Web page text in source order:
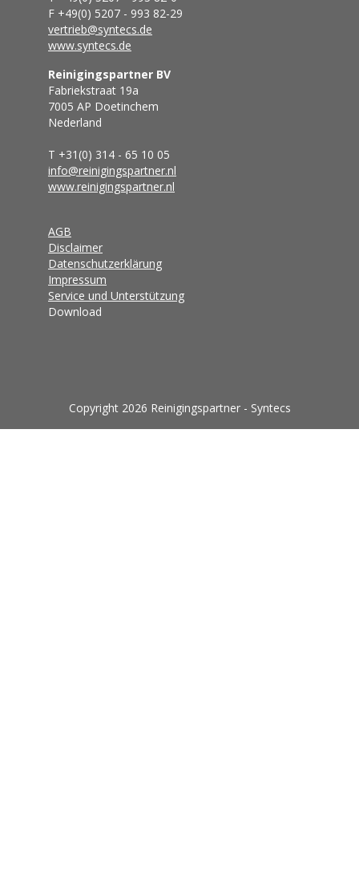
F +49(0) 5207 - 993 82-29
vertrieb@syntecs.de
www.syntecs.de
Reinigingspartner BV
Fabriekstraat 19a
7005 AP Doetinchem
Nederland
T +31(0) 314 - 65 10 05
info@reinigingspartner.nl
www.reinigingspartner.nl
AGB
Disclaimer
Datenschutzerklärung
Impressum
Service und Unterstützung
Download
Copyright 2026 Reinigingspartner - Syntecs